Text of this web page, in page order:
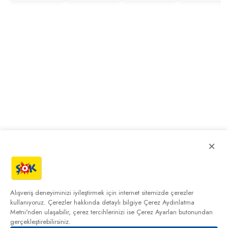
×
Alışveriş deneyiminizi iyileştirmek için internet sitemizde çerezler
kullanıyoruz. Çerezler hakkında detaylı bilgiye Çerez Aydınlatma
Metni'nden ulaşabilir, çerez tercihlerinizi ise Çerez Ayarları butonundan
gerçekleştirebilirsiniz.